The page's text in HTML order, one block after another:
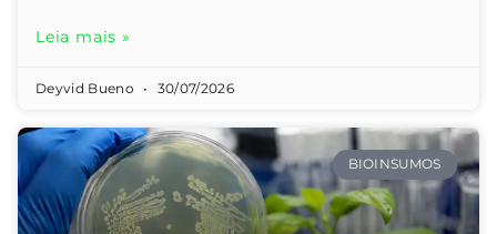
Leia mais »
Deyvid Bueno 30/07/2026
BIOINSUMOS